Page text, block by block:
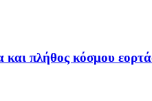
πλήθος κόσμου